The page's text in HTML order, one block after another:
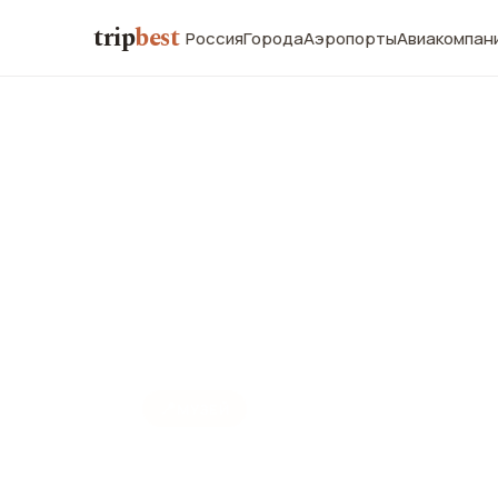
tripbest РоссияГородаАэропорты